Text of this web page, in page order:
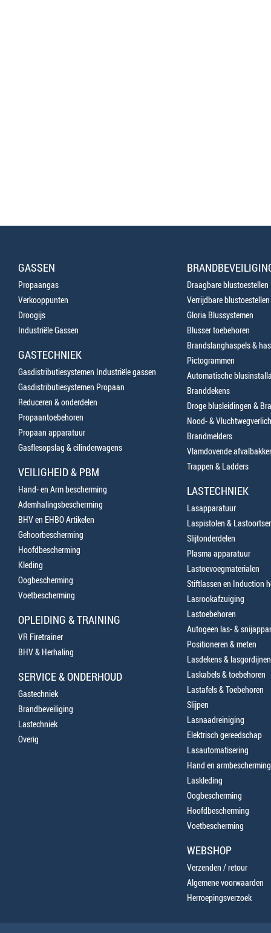
GASSEN
Propaangas
Verkooppunten
Droogijs
Industriële Gassen
GASTECHNIEK
Gasdistributiesystemen Industriële gassen
Gasdistributiesystemen Propaan
Reduceren & onderdelen
Propaantoebehoren
Propaan apparatuur
Gasflesopslag & cilinderwagens
VEILIGHEID & PBM
Hand- en Arm bescherming
Ademhalingsbescherming
BHV en EHBO Artikelen
Gehoorbescherming
Hoofdbescherming
Kleding
Oogbescherming
Voetbescherming
OPLEIDING & TRAINING
VR Firetrainer
BHV & Herhaling
SERVICE & ONDERHOUD
Gastechniek
Brandbeveiliging
Lastechniek
Overig
Draagbare blustoestellen
Verrijdbare blustoestellen
Gloria Blussystemen
Blusser toebehoren
Brandslanghaspels &
Pictogrammen
Automatische
Branddekens
Droge blusleidingen &
Nood- &
Brandmelders
Vlamdovende
Trappen & Ladders
LASTECHNIEK
Lasapparatuur
Laspistolen &
Slijtonderdelen
Plasma apparatuur
Lastoevoegmaterialen
Stiftlassen en Induction
Lasrookafzuiging
Lastoebehoren
Autogeen las- &
Positioneren & meten
Lasdekens & lasgordijnen
Laskabels & toebehoren
Lastafels & Toebehoren
Slijpen
Lasnaadreiniging
Elektrisch gereedschap
Lasautomatisering
Hand en armbescherming
Laskleding
Oogbescherming
Hoofdbescherming
Voetbescherming
WEBSHOP
Verzenden / retour
Algemene voorwaarden
Herroepingsverzoek